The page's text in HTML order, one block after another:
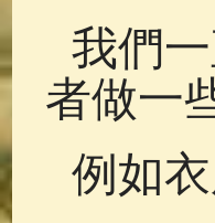
我們
者做一
例如